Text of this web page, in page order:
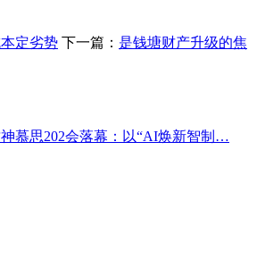
定劣势 下一篇： 是钱塘财产升级的焦
慕思202会落幕：以“AI焕新智制…